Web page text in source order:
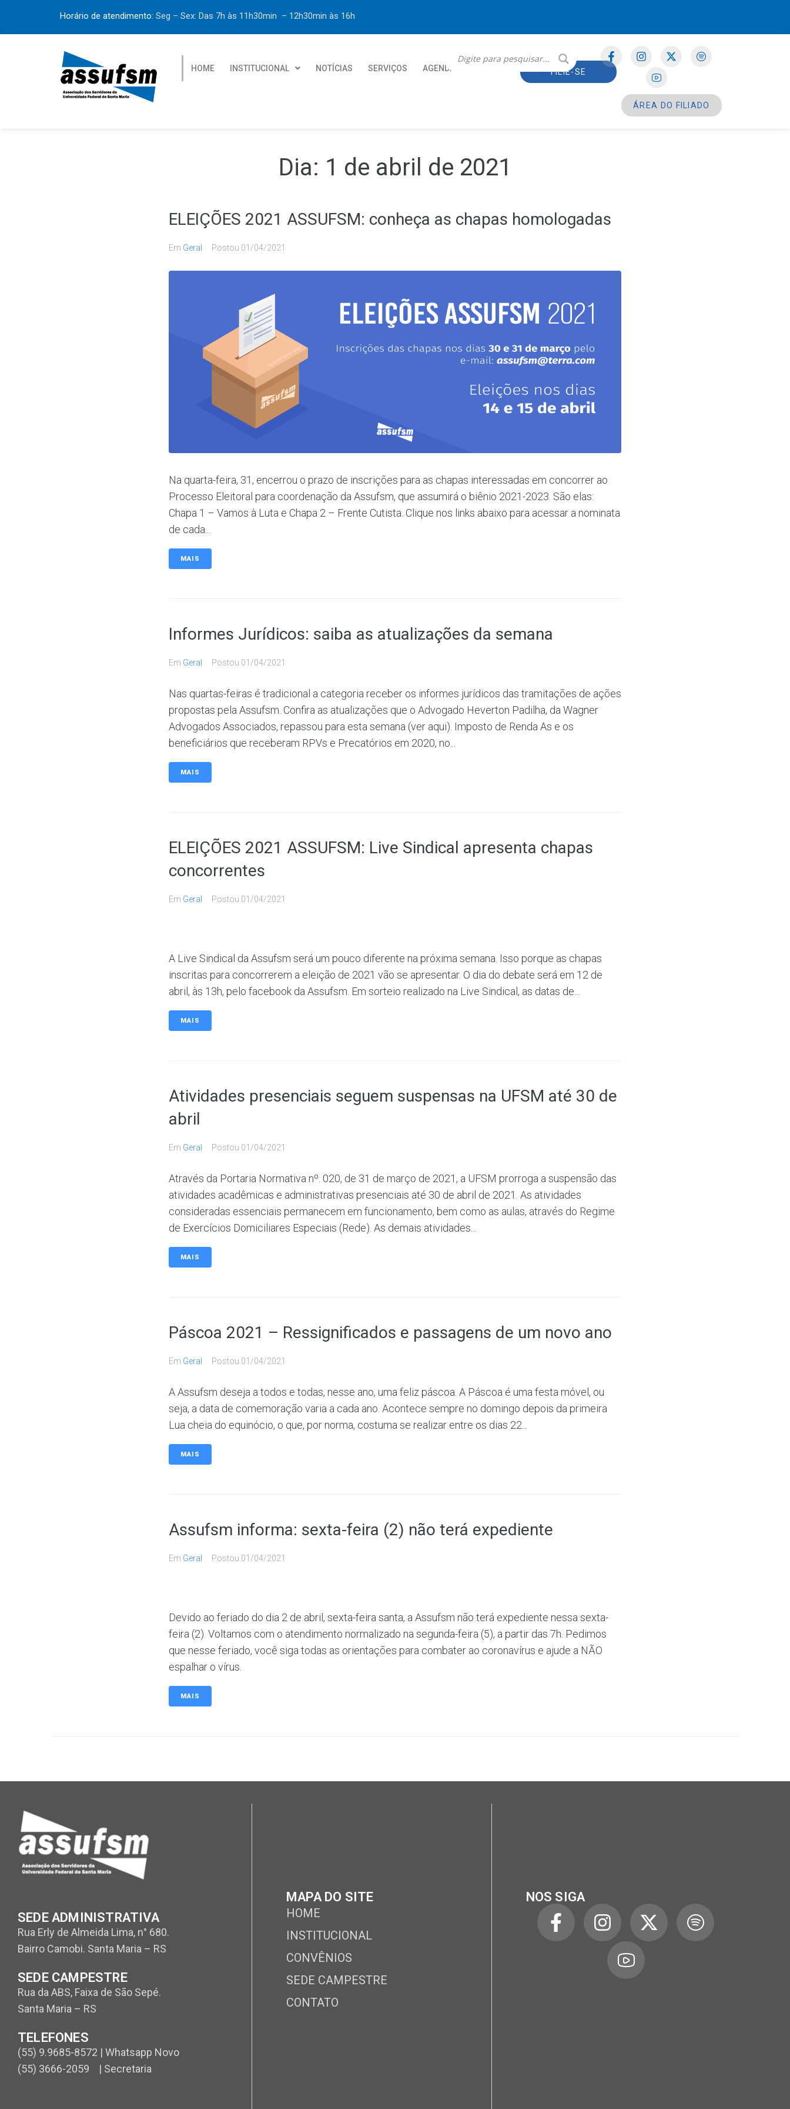
Horário de atendimento: Seg – Sex: Das 7h às 11h30min – 12h30min às 16h
HOME INSTITUCIONAL NOTÍCIAS SERVIÇOS AGENDA FILIE-SE
ÁREA DO FILIADO
Dia: 1 de abril de 2021
ELEIÇÕES 2021 ASSUFSM: conheça as chapas homologadas
Em Geral Postou 01/04/2021
Na quarta-feira, 31, encerrou o prazo de inscrições para as chapas interessadas em concorrer ao
Processo Eleitoral para coordenação da Assufsm, que assumirá o biênio 2021-2023. São elas:
Chapa 1 – Vamos à Luta e Chapa 2 – Frente Cutista. Clique nos links abaixo para acessar a nominata
de cada...
MAIS
Informes Jurídicos: saiba as atualizações da semana
Em Geral Postou 01/04/2021
Nas quartas-feiras é tradicional a categoria receber os informes jurídicos das tramitações de ações
propostas pela Assufsm. Confira as atualizações que o Advogado Heverton Padilha, da Wagner
Advogados Associados, repassou para esta semana (ver aqui). Imposto de Renda As e os
beneficiários que receberam RPVs e Precatórios em 2020, no...
MAIS
ELEIÇÕES 2021 ASSUFSM: Live Sindical apresenta chapas
concorrentes
Em Geral Postou 01/04/2021
A Live Sindical da Assufsm será um pouco diferente na próxima semana. Isso porque as chapas
inscritas para concorrerem a eleição de 2021 vão se apresentar. O dia do debate será em 12 de
abril, às 13h, pelo facebook da Assufsm. Em sorteio realizado na Live Sindical, as datas de...
MAIS
Atividades presenciais seguem suspensas na UFSM até 30 de
abril
Em Geral Postou 01/04/2021
Através da Portaria Normativa nº. 020, de 31 de março de 2021, a UFSM prorroga a suspensão das
atividades acadêmicas e administrativas presenciais até 30 de abril de 2021. As atividades
consideradas essenciais permanecem em funcionamento, bem como as aulas, através do Regime
de Exercícios Domiciliares Especiais (Rede). As demais atividades...
MAIS
Páscoa 2021 – Ressignificados e passagens de um novo ano
Em Geral Postou 01/04/2021
A Assufsm deseja a todos e todas, nesse ano, uma feliz páscoa. A Páscoa é uma festa móvel, ou
seja, a data de comemoração varia a cada ano. Acontece sempre no domingo depois da primeira
Lua cheia do equinócio, o que, por norma, costuma se realizar entre os dias 22...
MAIS
Assufsm informa: sexta-feira (2) não terá expediente
Em Geral Postou 01/04/2021
Devido ao feriado do dia 2 de abril, sexta-feira santa, a Assufsm não terá expediente nessa sexta-
feira (2). Voltamos com o atendimento normalizado na segunda-feira (5), a partir das 7h. Pedimos
que nesse feriado, você siga todas as orientações para combater ao coronavírus e ajude a NÃO
espalhar o vírus.
MAIS
SEDE ADMINISTRATIVA
Rua Erly de Almeida Lima, n° 680.
Bairro Camobi. Santa Maria – RS
SEDE CAMPESTRE
Rua da ABS, Faixa de São Sepé.
Santa Maria – RS
TELEFONES
(55) 9.9685-8572 | Whatsapp Novo
(55) 3666-2059 | Secretaria
MAPA DO SITE
HOME
INSTITUCIONAL
CONVÊNIOS
SEDE CAMPESTRE
CONTATO
NOS SIGA